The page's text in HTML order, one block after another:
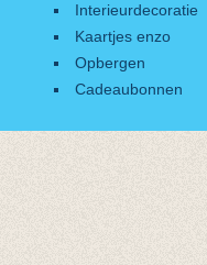
Interieurdecoratie
Kaartjes enzo
Opbergen
Cadeaubonnen